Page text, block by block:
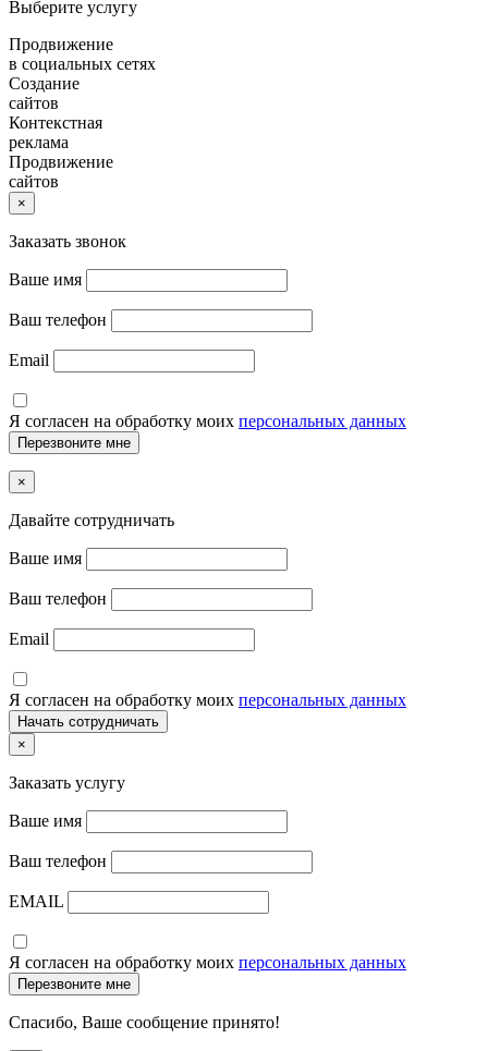
Выберите услугу
Продвижение
в социальных сетях
Создание
сайтов
Контекстная
реклама
Продвижение
сайтов
×
Заказать звонок
Ваше имя
Ваш телефон
Email
Я согласен на обработку моих персональных данных
×
Давайте сотрудничать
Ваше имя
Ваш телефон
Email
Я согласен на обработку моих персональных данных
×
Заказать услугу
Ваше имя
Ваш телефон
EMAIL
Я согласен на обработку моих персональных данных
Спасибо, Ваше сообщение принято!